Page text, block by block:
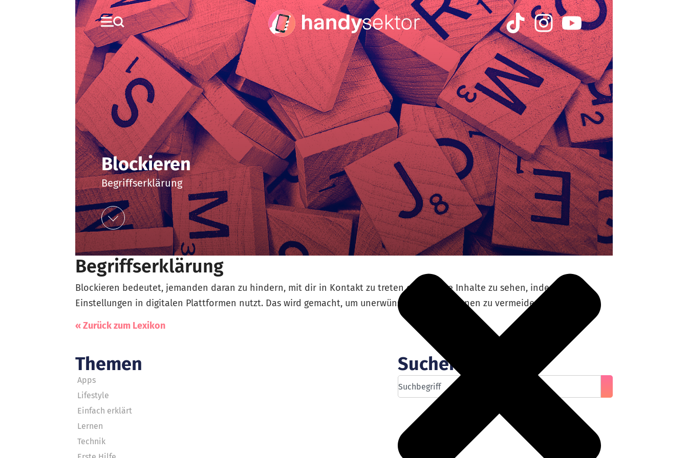
Blockieren
Begriffserklärung
Begriffserklärung
Blockieren bedeutet, jemanden daran zu hindern, mit dir in Kontakt zu treten oder deine Inhalte zu sehen, indem du
Einstellungen in digitalen Plattformen nutzt. Das wird gemacht, um unerwünschte Interaktionen zu vermeiden.
« Zurück zum Lexikon
Themen
Apps
Lifestyle
Einfach erklärt
Lernen
Technik
Suchen